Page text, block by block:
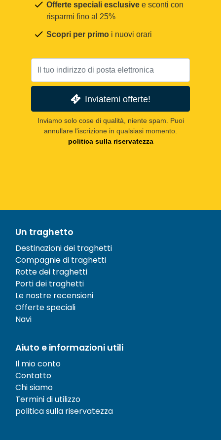
Offerte speciali esclusive e sconti con
risparmi fino al 25%
Scopri per primo i nuovi orari
Inviatemi offerte!
Inviamo solo cose di qualità, niente spam. Puoi
annullare l'iscrizione in qualsiasi momento.
politica sulla riservatezza
Un traghetto
Destinazioni dei traghetti
Compagnie di traghetti
Rotte dei traghetti
Porti dei traghetti
Le nostre recensioni
Offerte speciali
Navi
Aiuto e informazioni utili
Il mio conto
Contatto
Chi siamo
Termini di utilizzo
politica sulla riservatezza